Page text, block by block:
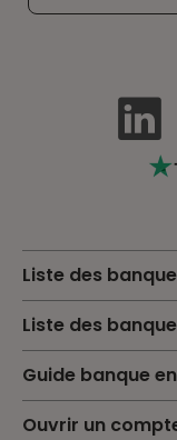
Liste des
Liste des
Guide banque
Ouvrir un